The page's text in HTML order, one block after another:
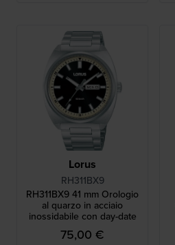
Lorus
RH311BX9
RH311BX9 41 mm Orologio
al quarzo in acciaio
inossidabile con day-date
75,00 €